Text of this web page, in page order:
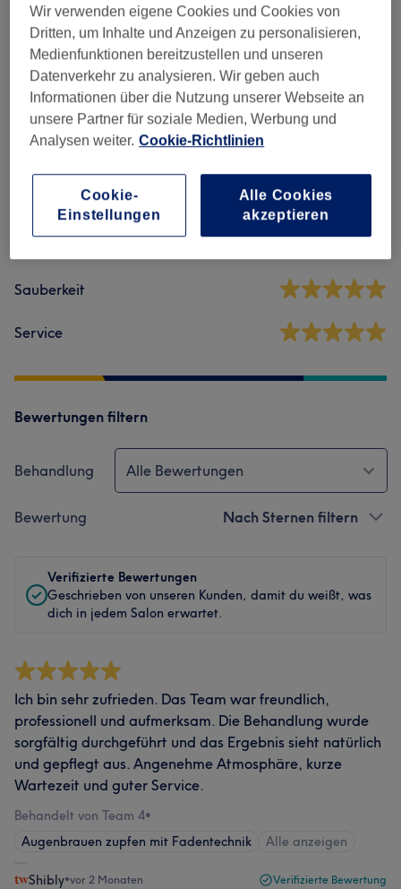
Sonstige Behandlungen (3) ab 5 €
Salonbewertungen
4,7 12 Bewertungen
Sauberkeit
Service
Bewertungen filtern
Behandlung Alle Bewertungen
Bewertung Nach Sternen filtern
Verifizierte Bewertungen
Geschrieben von unseren Kunden, damit du weißt, was
dich in jedem Salon erwartet.
Ich bin sehr zufrieden. Das Team war freundlich,
professionell und aufmerksam. Die Behandlung wurde
sorgfältig durchgeführt und das Ergebnis sieht natürlich
und gepflegt aus. Angenehme Atmosphäre, kurze
Wartezeit und guter Service.
Behandelt von Team 4•
Augenbrauen zupfen mit Fadentechnik
Alle anzeigen
Shibly•vor 2 Monaten Verifizierte Bewertung
Wir verwenden eigene Cookies und Cookies von
Dritten, um Inhalte und Anzeigen zu personalisieren,
Medienfunktionen bereitzustellen und unseren
Datenverkehr zu analysieren. Wir geben auch
Informationen über die Nutzung unserer Webseite an
unsere Partner für soziale Medien, Werbung und
Analysen weiter. Cookie-Richtlinien
Cookie-
Einstellungen
Alle Cookies
akzeptieren